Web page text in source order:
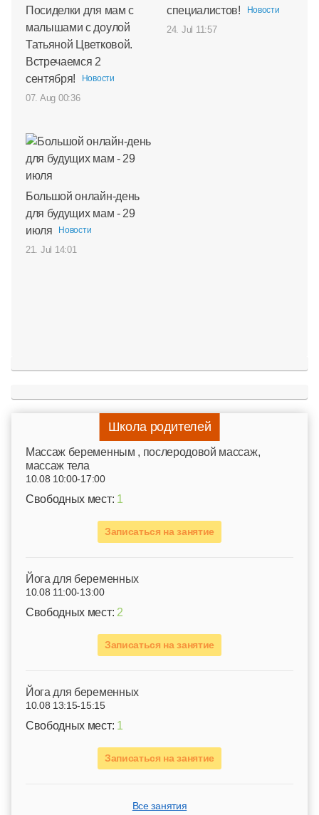
Посиделки для мам с
малышами с доулой
Татьяной Цветковой.
Встречаемся 2
сентября!
Новости
07. Aug 00:36
специалистов!
Новости
24. Jul 11:57
Большой онлайн-день
для будущих мам - 29
июля
Новости
21. Jul 14:01
Школа родителей
Mассаж беременным , послеродовой массаж,
массаж тела
10.08 10:00-17:00
Свободных мест: 1
Записаться на занятие
Йога для беременных
10.08 11:00-13:00
Свободных мест: 2
Записаться на занятие
Йога для беременных
10.08 13:15-15:15
Свободных мест: 1
Записаться на занятие
Все занятия